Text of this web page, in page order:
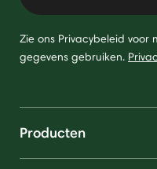
Zie ons Privacybeleid voor
gegevens gebruiken.
Producten